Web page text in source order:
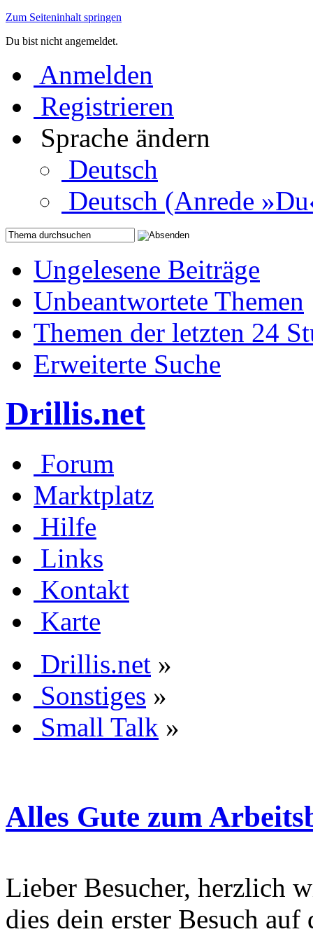
Zum Seiteninhalt springen
Du bist nicht angemeldet.
Anmelden
Registrieren
Sprache ändern
Deutsch
Deutsch (Anrede
Ungelesene Beiträge
Unbeantwortete Themen
Themen der letzten 24
Erweiterte Suche
Drillis.net
Forum
Marktplatz
Hilfe
Links
Kontakt
Karte
Drillis.net »
Sonstiges »
Small Talk »
Alles Gute zum
Lieber Besucher, herzlich
dies dein erster Besuch